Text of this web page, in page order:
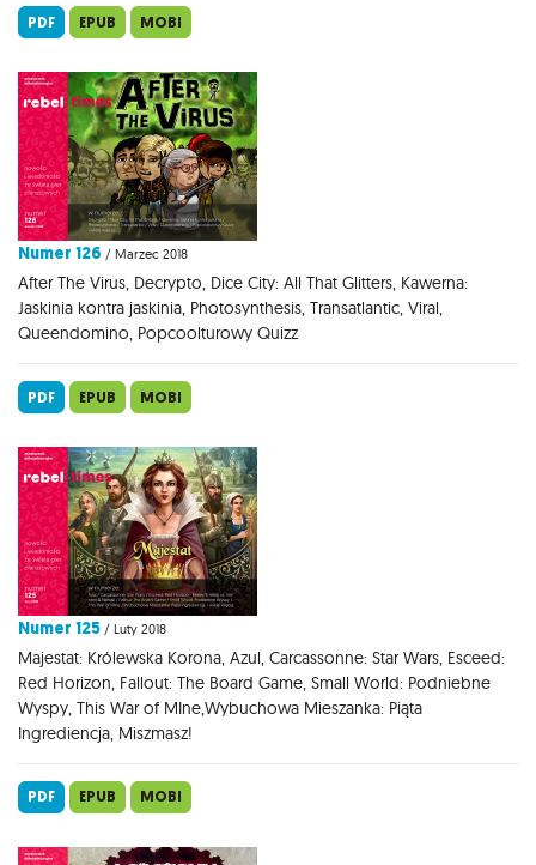
PDF EPUB MOBI
Numer 126 / Marzec 2018
After The Virus, Decrypto, Dice City: All That Glitters, Kawerna:
Jaskinia kontra jaskinia, Photosynthesis, Transatlantic, Viral,
Queendomino, Popcoolturowy Quizz
PDF EPUB MOBI
Numer 125 / Luty 2018
Majestat: Królewska Korona, Azul, Carcassonne: Star Wars, Esceed:
Red Horizon, Fallout: The Board Game, Small World: Podniebne
Wyspy, This War of MIne,Wybuchowa Mieszanka: Piąta
Ingrediencja, Miszmasz!
PDF EPUB MOBI